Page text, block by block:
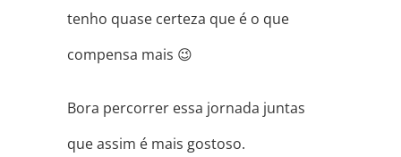
tenho quase certeza que é o que
compensa mais 😉
Bora percorrer essa jornada juntas
que assim é mais gostoso.